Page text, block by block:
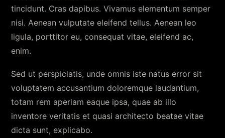
tincidunt. Cras dapibus. Vivamus elementum semper
nisi. Aenean vulputate eleifend tellus. Aenean leo
ligula, porttitor eu, consequat vitae, eleifend ac,
enim.
Sed ut perspiciatis, unde omnis iste natus error sit
voluptatem accusantium doloremque laudantium,
totam rem aperiam eaque ipsa, quae ab illo
inventore veritatis et quasi architecto beatae vitae
dicta sunt, explicabo.